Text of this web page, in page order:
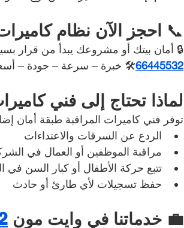
📞 احجز الآن نظام
🔒 أمان بيتك أو مشروعك يبدأ من قرار
66445532🛠️ خبرة – سرعة – جودة –
لماذا تحتاج إلى فني
توفر فني كاميرات المراقبة طبقة أمان
الردع عن السرقات والاعتداءات
مراقبة الموظفين أو العمال في
تتبع حركة الأطفال أو كبار السن في
حفظ تسجيلات لأي طارئ أو حادث
💼 خدماتنا في وايت مون